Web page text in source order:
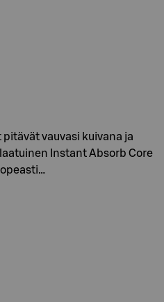
vauvasi kuivana ja
Instant Absorb Core